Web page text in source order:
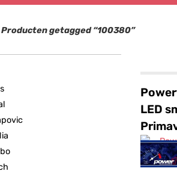
getagged “100380”
LED